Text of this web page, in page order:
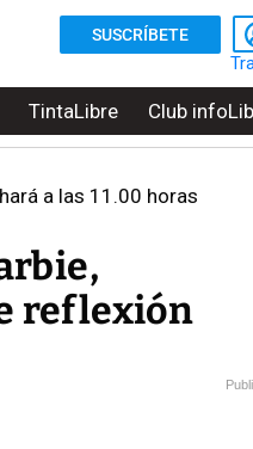
SUSCRÍBETE
TintaLibre Club
a las 11.00 horas
reflexión